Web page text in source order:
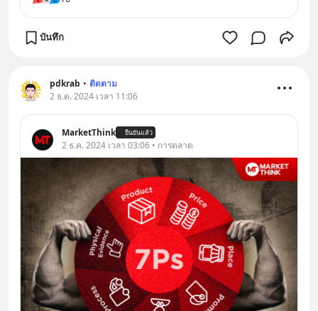
บันทึก
pdkrab • ติดตาม
2 ธ.ค. 2024 เวลา 11:06
MarketThink ยืนยันแล้ว
2 ธ.ค. 2024 เวลา 03:06 • การตลาด